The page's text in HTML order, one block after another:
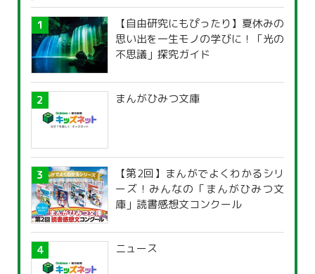
【自由研究にもぴったり】夏休みの
思い出を一生モノの学びに！「光の
不思議」探究ガイド
まんがひみつ文庫
【第2回】まんがでよくわかるシリ
ーズ！みんなの「まんがひみつ文
庫」読書感想文コンクール
ニュース